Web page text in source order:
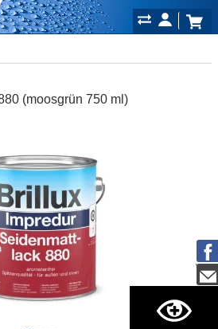
(moosgrün 750 ml)